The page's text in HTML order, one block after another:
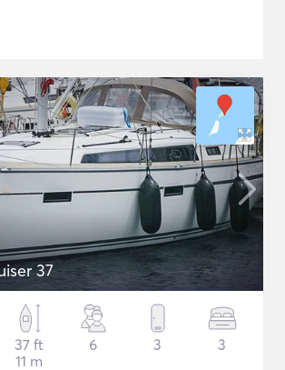
37
37 ft
11 m
6 3 3